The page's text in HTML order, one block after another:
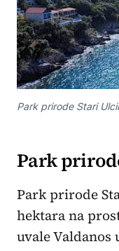
Park prirode Stari
Park
Park prirode
hektara na
uvale